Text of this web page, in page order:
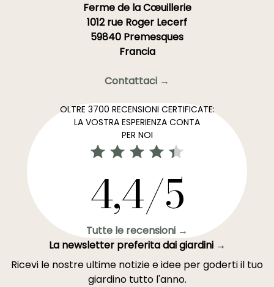
Ferme de la Cœuillerie
1012 rue Roger Lecerf
59840 Premesques
Francia
Contattaci →
OLTRE 3700 RECENSIONI CERTIFICATE:
LA VOSTRA ESPERIENZA CONTA
PER NOI
4,4/5
Tutte le recensioni →
La newsletter preferita dai giardini →
Ricevi le nostre ultime notizie e idee per goderti il tuo
giardino tutto l'anno.